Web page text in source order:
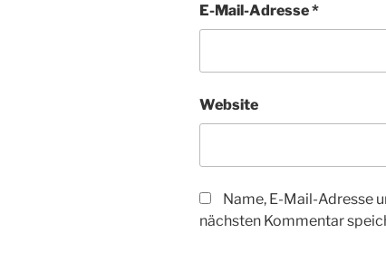
E-Mail-Adresse*
Website
Name, E-Mail-Adresse
nächsten Kommentar